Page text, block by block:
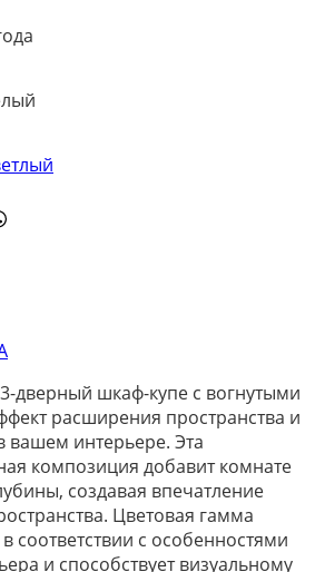
дверный шкаф-купе с вогнутыми
расширения пространства и
вашем интерьере. Эта
композиция добавит комнате
создавая впечатление
Цветовая гамма
соответствии с особенностями
и способствует визуальному